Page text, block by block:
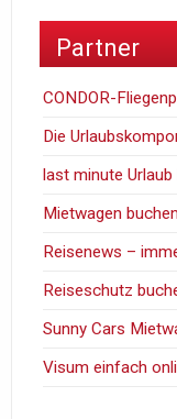
Partner
CONDOR-
Die
last minute
Mietwagen buchen
Reisenews –
Reiseschutz
Sunny Cars
Visum einfach